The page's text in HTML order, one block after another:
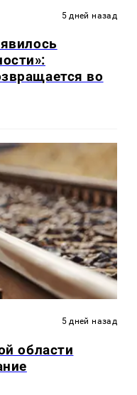
5 дней назад
во
5 дней назад
области